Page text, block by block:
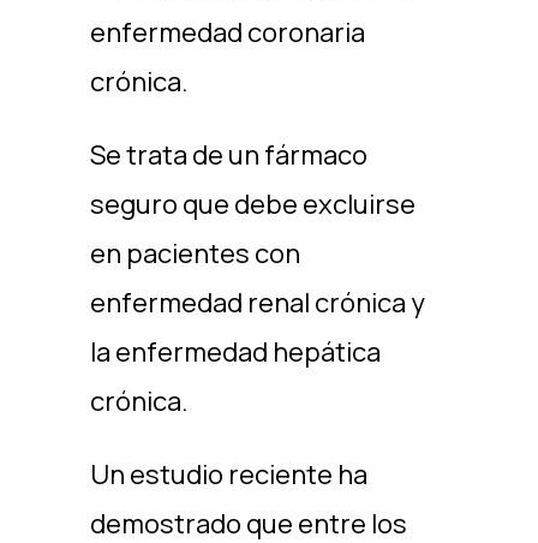
enfermedad coronaria
crónica.
Se trata de un fármaco
seguro que debe excluirse
en pacientes con
enfermedad renal crónica y
la enfermedad hepática
crónica.
Un estudio reciente ha
demostrado que entre los